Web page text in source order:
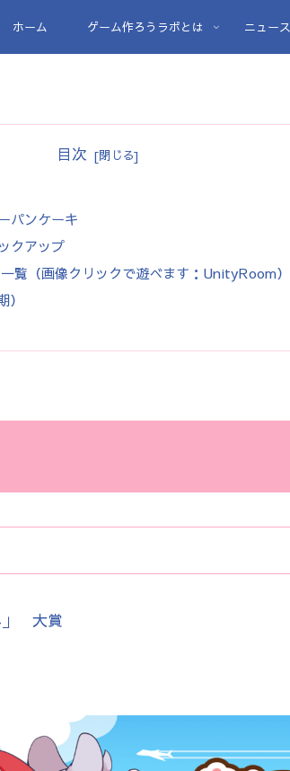
ホーム ゲーム作ろうラボとは ニュース
目次
パンケーキ
クアップ
覧（画像クリックで遊べます：UnityRoom）
」 大賞